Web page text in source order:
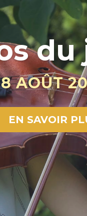
du
8 AOÛT
EN SAVOIR